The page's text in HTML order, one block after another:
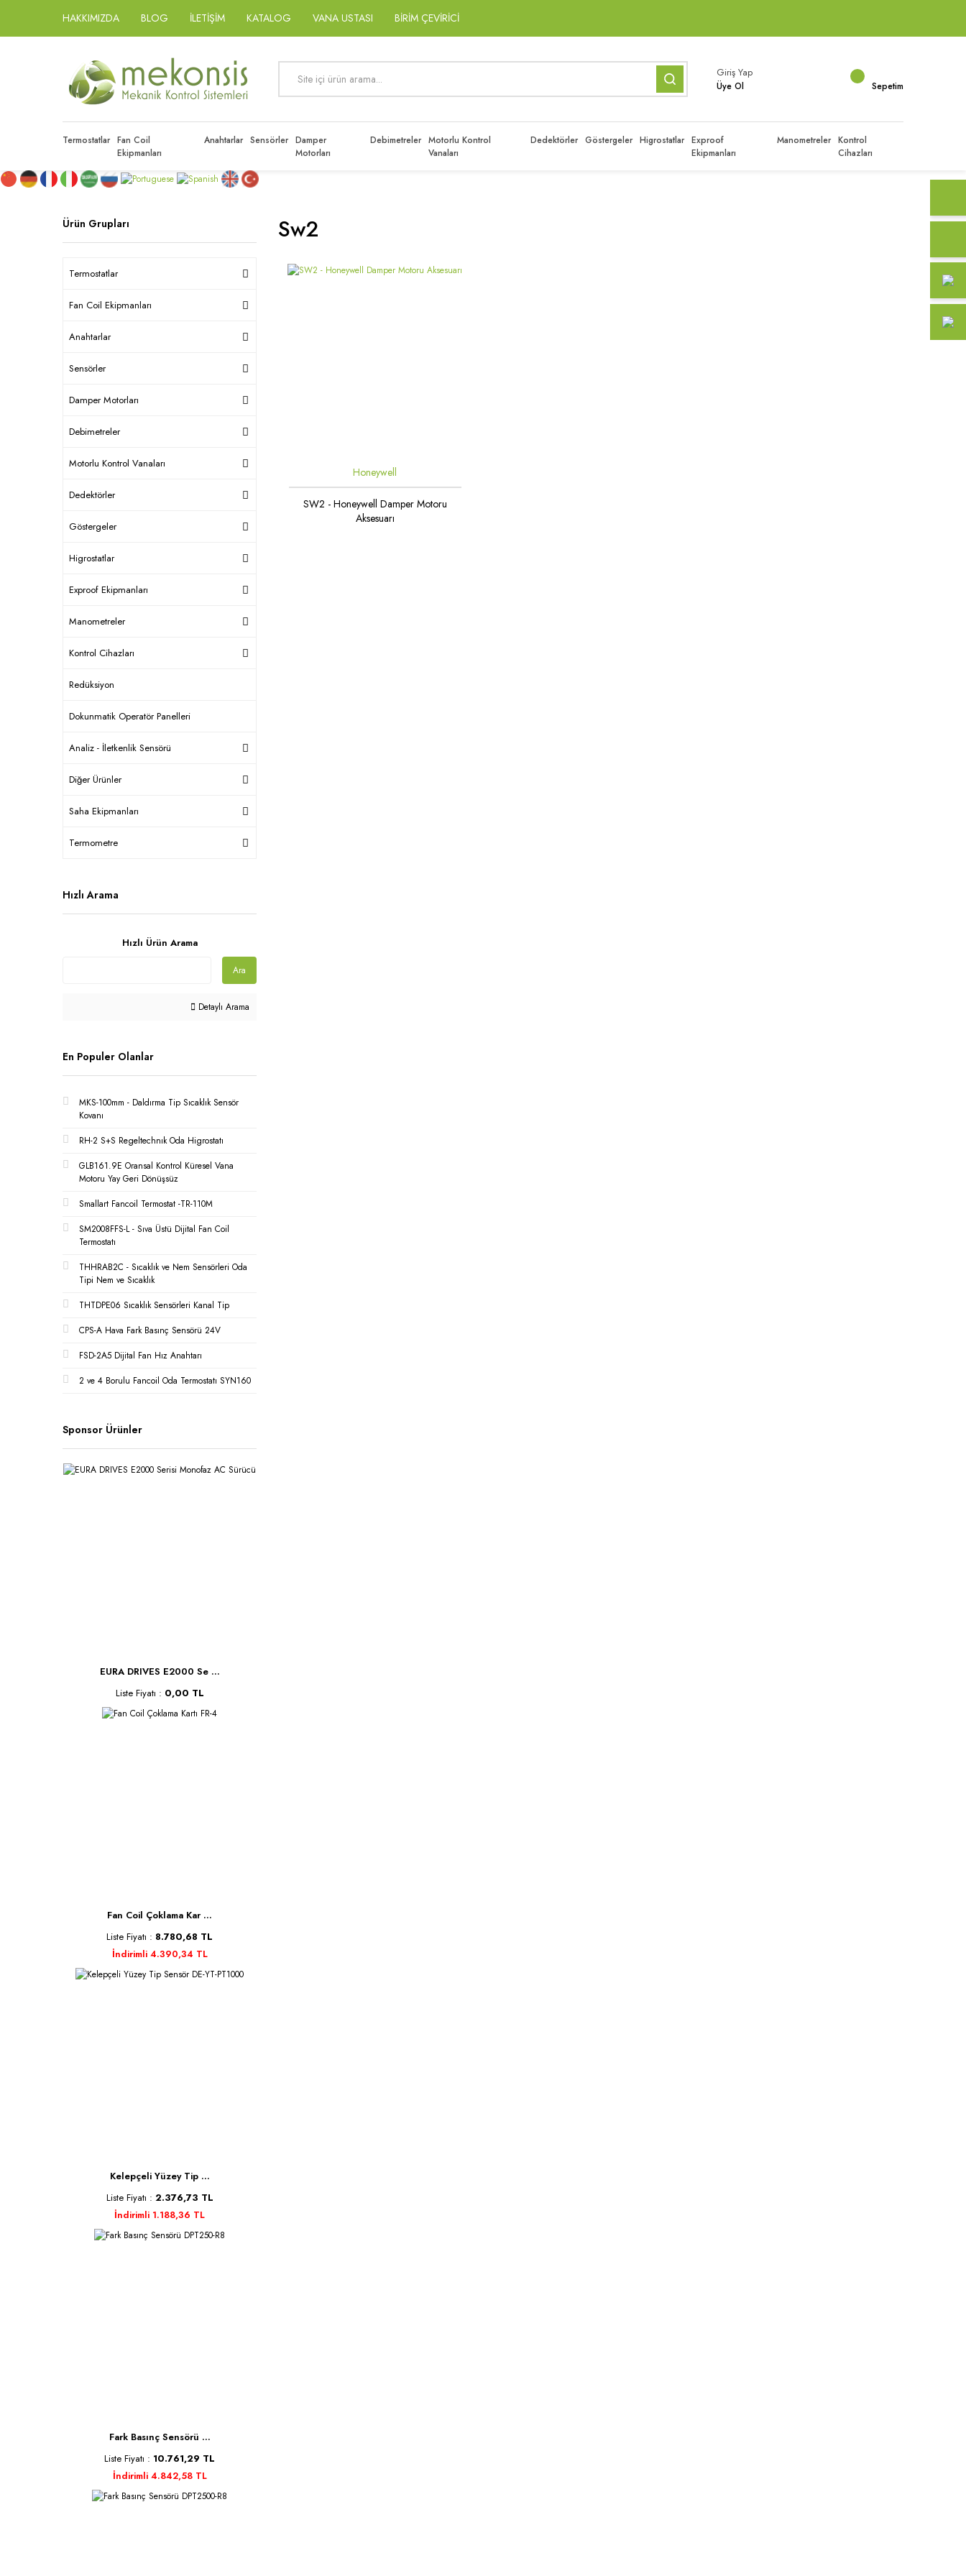
HAKKIMIZDA BLOG İLETİŞİM KATALOG VANA USTASI BİRİM ÇEVİRİCİ
Giriş Yap
Üye Ol Sepetim
Termostatlar Fan Coil
Ekipmanları
Anahtarlar Sensörler Damper
Motorları
Debimetreler Motorlu Kontrol
Vanaları
Dedektörler Göstergeler Higrostatlar Exproof
Ekipmanları
Manometreler Kontrol
Cihazları
Ürün Grupları
Termostatlar
Fan Coil Ekipmanları
Anahtarlar
Sensörler
Damper Motorları
Debimetreler
Motorlu Kontrol Vanaları
Dedektörler
Göstergeler
Higrostatlar
Exproof Ekipmanları
Manometreler
Kontrol Cihazları
Redüksiyon
Dokunmatik Operatör Panelleri
Analiz - İletkenlik Sensörü
Diğer Ürünler
Saha Ekipmanları
Termometre
Hızlı Arama
Hızlı Ürün Arama
Ara
Detaylı Arama
En Populer Olanlar
MKS-100mm - Daldırma Tip Sıcaklık Sensör
Kovanı
RH-2 S+S Regeltechnık Oda Higrostatı
GLB161.9E Oransal Kontrol Küresel Vana
Motoru Yay Geri Dönüşsüz
Smallart Fancoil Termostat -TR-110M
SM2008FFS-L - Sıva Üstü Dijital Fan Coil
Termostatı
THHRAB2C - Sıcaklık ve Nem Sensörleri Oda
Tipi Nem ve Sıcaklık
THTDPE06 Sıcaklık Sensörleri Kanal Tip
CPS-A Hava Fark Basınç Sensörü 24V
FSD-2A5 Dijital Fan Hız Anahtarı
2 ve 4 Borulu Fancoil Oda Termostatı SYN160
Sponsor Ürünler
EURA DRIVES E2000 Se ...
Liste Fiyatı : 0,00 TL
Fan Coil Çoklama Kar ...
Liste Fiyatı : 8.780,68 TL
İndirimli 4.390,34 TL
Kelepçeli Yüzey Tip ...
Liste Fiyatı : 2.376,73 TL
İndirimli 1.188,36 TL
Fark Basınç Sensörü ...
Liste Fiyatı : 10.761,29 TL
İndirimli 4.842,58 TL
Sw2
Honeywell
SW2 - Honeywell Damper Motoru
Aksesuarı